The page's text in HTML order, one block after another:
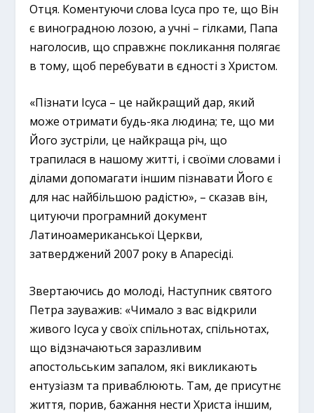
Отця. Коментуючи слова Ісуса про те, що Він
є виноградною лозою, а учні – гілками, Папа
наголосив, що справжнє покликання полягає
в тому, щоб перебувати в єдності з Христом.
«Пізнати Ісуса – це найкращий дар, який
може отримати будь-яка людина; те, що ми
Його зустріли, це найкраща річ, що
трапилася в нашому житті, і своїми словами і
ділами допомагати іншим пізнавати Його є
для нас найбільшою радістю», – сказав він,
цитуючи програмний документ
Латиноамериканської Церкви,
затверджений 2007 року в Апаресіді.
Звертаючись до молоді, Наступник святого
Петра зауважив: «Чимало з вас відкрили
живого Ісуса у своїх спільнотах, спільнотах,
що відзначаються заразливим
апостольським запалом, які викликають
ентузіазм та приваблюють. Там, де присутнє
життя, порив, бажання нести Христа іншим,